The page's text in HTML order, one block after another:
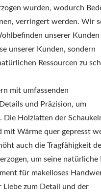
wurden, wodurch
verringert werden. Wir
unserer Kunden
unserer Kunden, sondern
Ressourcen zu
mit umfassenden
und Präzision, um
Holzlatten der
Wärme quer gepresst
auch die Tragfähigkeit
um seine natürliche
für makelloses
zum Detail und der